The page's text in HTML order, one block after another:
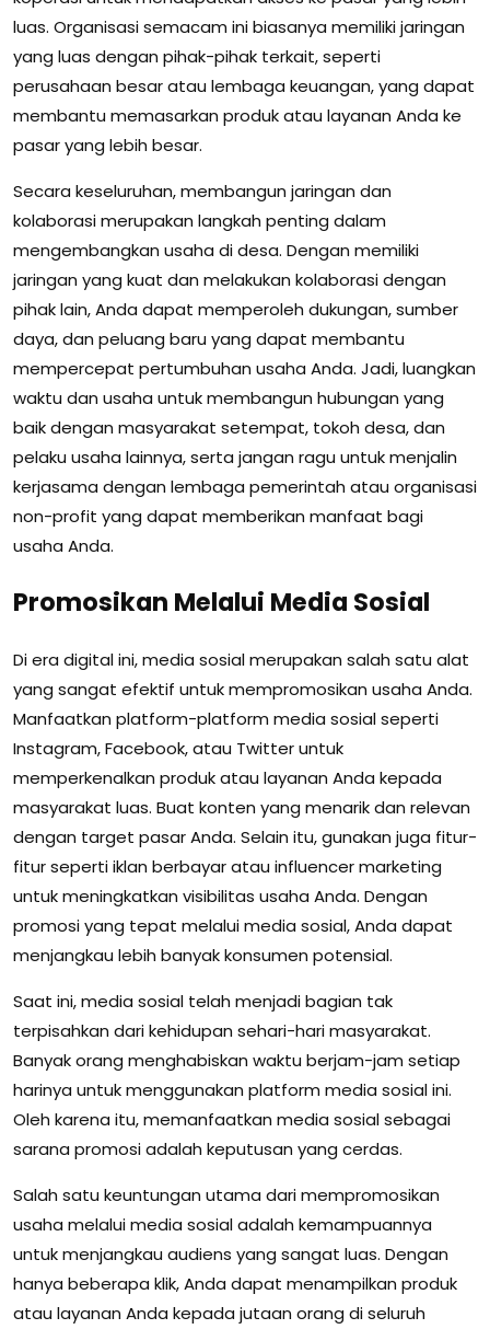
luas. Organisasi semacam ini biasanya memiliki jaringan
yang luas dengan pihak-pihak terkait, seperti
perusahaan besar atau lembaga keuangan, yang dapat
membantu memasarkan produk atau layanan Anda ke
pasar yang lebih besar.
Secara keseluruhan, membangun jaringan dan
kolaborasi merupakan langkah penting dalam
mengembangkan usaha di desa. Dengan memiliki
jaringan yang kuat dan melakukan kolaborasi dengan
pihak lain, Anda dapat memperoleh dukungan, sumber
daya, dan peluang baru yang dapat membantu
mempercepat pertumbuhan usaha Anda. Jadi, luangkan
waktu dan usaha untuk membangun hubungan yang
baik dengan masyarakat setempat, tokoh desa, dan
pelaku usaha lainnya, serta jangan ragu untuk menjalin
kerjasama dengan lembaga pemerintah atau organisasi
non-profit yang dapat memberikan manfaat bagi
usaha Anda.
Promosikan Melalui Media Sosial
Di era digital ini, media sosial merupakan salah satu alat
yang sangat efektif untuk mempromosikan usaha Anda.
Manfaatkan platform-platform media sosial seperti
Instagram, Facebook, atau Twitter untuk
memperkenalkan produk atau layanan Anda kepada
masyarakat luas. Buat konten yang menarik dan relevan
dengan target pasar Anda. Selain itu, gunakan juga fitur-
fitur seperti iklan berbayar atau influencer marketing
untuk meningkatkan visibilitas usaha Anda. Dengan
promosi yang tepat melalui media sosial, Anda dapat
menjangkau lebih banyak konsumen potensial.
Saat ini, media sosial telah menjadi bagian tak
terpisahkan dari kehidupan sehari-hari masyarakat.
Banyak orang menghabiskan waktu berjam-jam setiap
harinya untuk menggunakan platform media sosial ini.
Oleh karena itu, memanfaatkan media sosial sebagai
sarana promosi adalah keputusan yang cerdas.
Salah satu keuntungan utama dari mempromosikan
usaha melalui media sosial adalah kemampuannya
untuk menjangkau audiens yang sangat luas. Dengan
hanya beberapa klik, Anda dapat menampilkan produk
atau layanan Anda kepada jutaan orang di seluruh